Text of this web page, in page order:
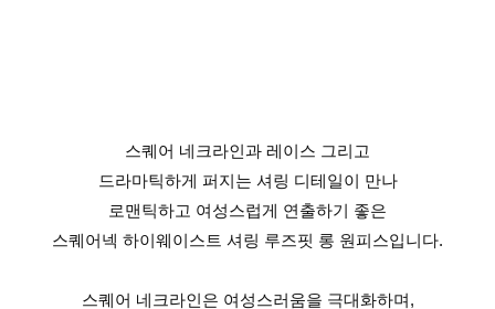
스퀘어 네크라인과 레이스 그리고
드라마틱하게 퍼지는 셔링 디테일이 만나
로맨틱하고 여성스럽게 연출하기 좋은
스퀘어넥 하이웨이스트 셔링 루즈핏 롱 원피스입니다.
스퀘어 네크라인은 여성스러움을 극대화하며,